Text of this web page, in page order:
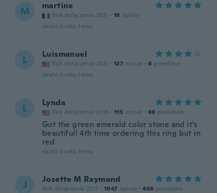
M martine
Rok dołączenia 2021 · 18 opinie
około 3 roku temu
L Luismanuel
Rok dołączenia 2021 · 127 opinie · 8 przesłane
około 3 roku temu
L Lynda
Rok dołączenia 2019 · 115 opinie · 86 przesłane
Got the green emerald color stone and it’s
beautiful! 4th time ordering this ring but in
red
około 3 roku temu
J Josette M Raymond
Rok dołączenia 2017 · 1047 opinie · 408 przesłane